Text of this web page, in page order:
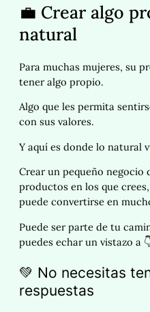
💼 Crear algo
natural
Para muchas mujeres, su
tener algo propio.
Algo que les permita
con sus valores.
Y aquí es donde lo natural
Crear un pequeño negocio
productos en los que
puede convertirse en
Puede ser parte de tu
puedes echar un vistazo a
💚 No necesitas
respuestas